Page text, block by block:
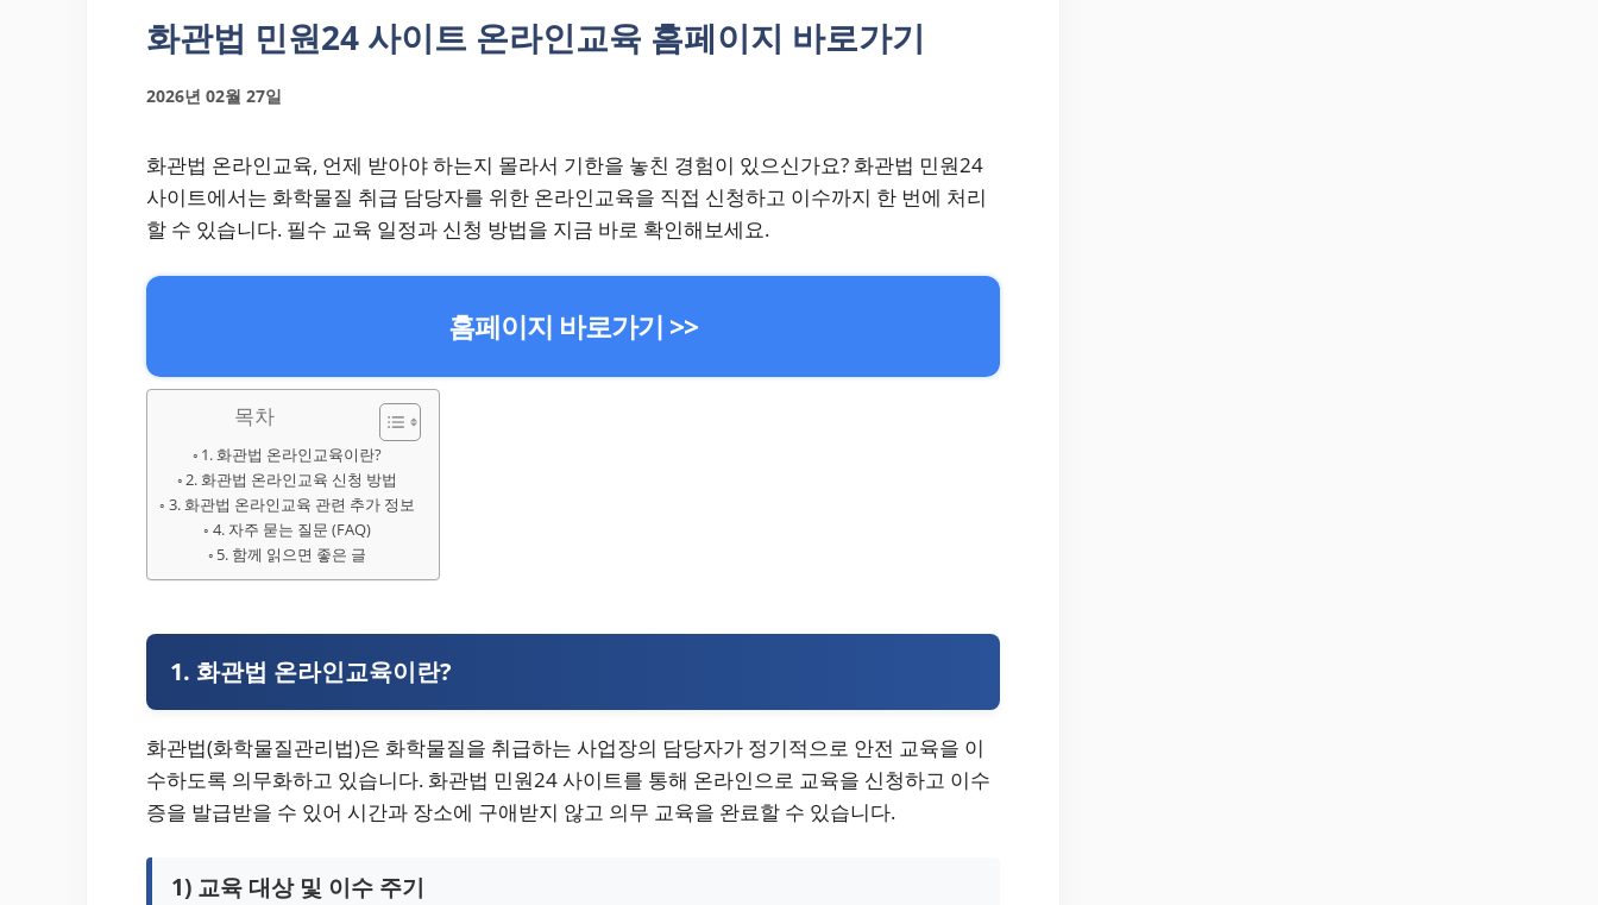
화관법 민원24 사이트 온라인교육 홈페이지 바로가기
2026년 02월 27일
화관법 온라인교육, 언제 받아야 하는지 몰라서 기한을 놓친 경험이 있으신가요? 화관법 민원24
사이트에서는 화학물질 취급 담당자를 위한 온라인교육을 직접 신청하고 이수까지 한 번에 처리
할 수 있습니다. 필수 교육 일정과 신청 방법을 지금 바로 확인해보세요.
홈페이지 바로가기 >>
목차
1. 화관법 온라인교육이란?
2. 화관법 온라인교육 신청 방법
3. 화관법 온라인교육 관련 추가 정보
4. 자주 묻는 질문 (FAQ)
5. 함께 읽으면 좋은 글
1. 화관법 온라인교육이란?
화관법(화학물질관리법)은 화학물질을 취급하는 사업장의 담당자가 정기적으로 안전 교육을 이
수하도록 의무화하고 있습니다. 화관법 민원24 사이트를 통해 온라인으로 교육을 신청하고 이수
증을 발급받을 수 있어 시간과 장소에 구애받지 않고 의무 교육을 완료할 수 있습니다.
1) 교육 대상 및 이수 주기